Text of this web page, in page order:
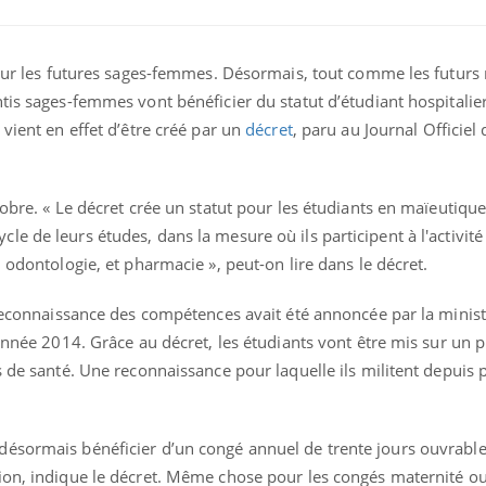
les futures sages-femmes. Désormais, tout comme les futurs
sages-femmes vont bénéficier du statut d’étudiant
en effet d’être créé par un décret, paru au Journal Officiel
« Le décret crée un statut pour les étudiants en
de leurs études, dans la mesure où ils participent à
et pharmacie », peut-on lire dans le décret.
des compétences avait été annoncée par la
2014. Grâce au décret, les étudiants vont être mis sur un
santé. Une reconnaissance pour laquelle ils militent depuis
bénéficier d’un congé annuel de trente jours
indique le décret. Même chose pour les congés maternité
La sieste empêche-t-elle
de dormir la nuit ?
elle enfin ?
Fortes
noyade
cancer ?